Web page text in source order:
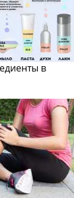
в